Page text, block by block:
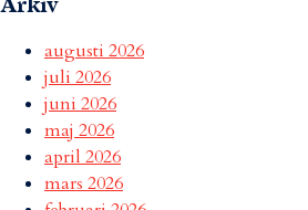
Arkiv
augusti 2026
juli 2026
juni 2026
maj 2026
april 2026
mars 2026